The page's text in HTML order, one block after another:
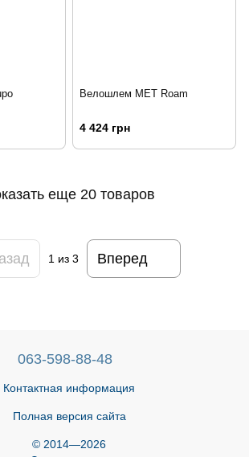
Велошлем MET Roam
4 424 грн
еще 20 товаров
1из 3 Вперед
063-598-88-48
Контактная информация
Полная версия сайта
© 2014—2026